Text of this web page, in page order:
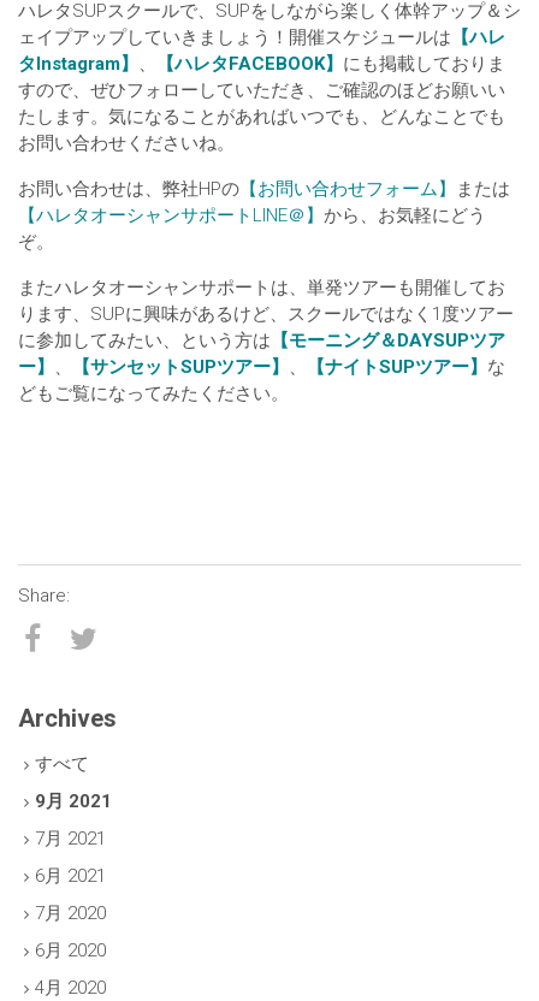
ハレタSUPスクールで、SUPをしながら楽しく体幹アップ＆シ
ェイプアップしていきましょう！開催スケジュールは 【ハレ
タInstagram】
、 【ハレタFACEBOOK】 にも掲載しておりま
すので、ぜひフォローしていただき、ご確認のほどお願いい
たします。気になることがあればいつでも、どんなことでも
お問い合わせくださいね。
お問い合わせは、弊社HPの 【お問い合わせフォーム】
または
【ハレタオーシャンサポートLINE＠】 から、お気軽にどう
ぞ。
またハレタオーシャンサポートは、単発ツアーも開催してお
ります、SUPに興味があるけど、スクールではなく1度ツアー
に参加してみたい、という方は 【モーニング＆DAYSUPツア
ー】
、 【サンセットSUPツアー】 、 【ナイトSUPツアー】 な
どもご覧になってみたください。
Archives
すべて
9月 2021
7月 2021
6月 2021
7月 2020
6月 2020
4月 2020